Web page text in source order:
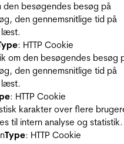
den besøgendes besøg på
den gennemsnitlige tid på
læst.
: HTTP Cookie
om den besøgendes besøg
den gennemsnitlige tid på
læst.
: HTTP Cookie
karakter over flere
til intern analyse og statistik.
Type: HTTP Cookie